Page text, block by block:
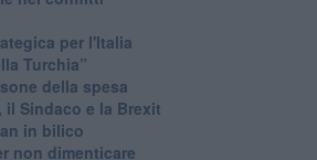
per l'Italia
Turchia”
della spesa
il Sindaco e la Brexit
in bilico
non dimenticare